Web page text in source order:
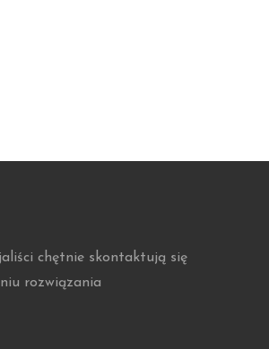
chętnie skontaktują się
rozwiązania